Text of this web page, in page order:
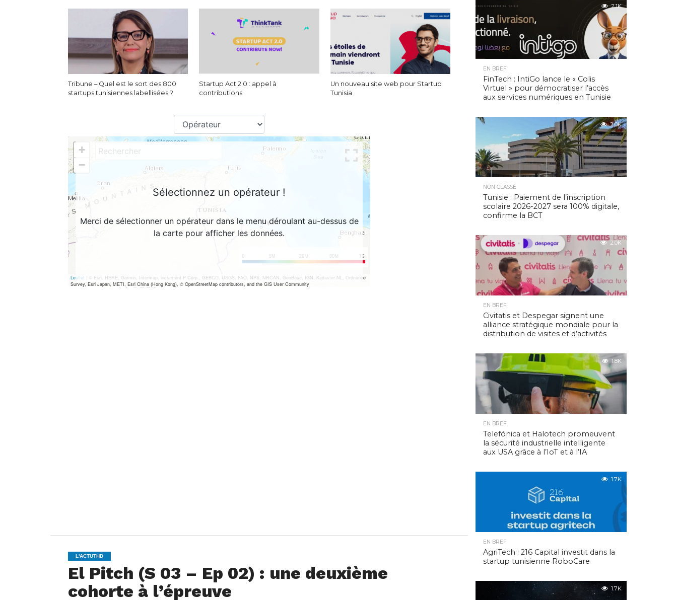
Tribune – Quel est le sort des 800
startups tunisiennes labellisées ?
Startup Act 2.0 : appel à
contributions
Un nouveau site web pour Startup
Tunisia
L'ACTUTHD
El Pitch (S 03 – Ep 02) : une deuxième
cohorte à l’épreuve
2.1K
EN BREF
FinTech : IntiGo lance le « Colis
Virtuel » pour démocratiser l’accès
aux services numériques en Tunisie
2.0K
NON CLASSÉ
Tunisie : Paiement de l’inscription
scolaire 2026-2027 sera 100% digitale,
confirme la BCT
2.0K
EN BREF
Civitatis et Despegar signent une
alliance stratégique mondiale pour la
distribution de visites et d’activités
1.8K
EN BREF
Telefónica et Halotech promeuvent
la sécurité industrielle intelligente
aux USA grâce à l’IoT et à l’IA
1.7K
EN BREF
AgriTech : 216 Capital investit dans la
startup tunisienne RoboCare
1.7K